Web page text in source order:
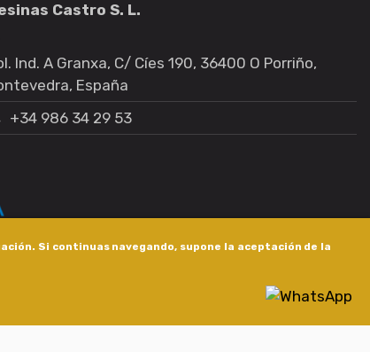
Si continuas navegando, supone la aceptación de la
Castro S. L.
Ind. A Granxa, C/ Cíes 190, 36400 O Porriño,
España
+34 986 34 29 53